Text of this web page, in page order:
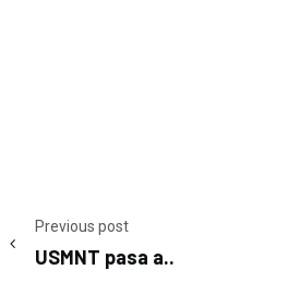
Previous post
USMNT pasa a..